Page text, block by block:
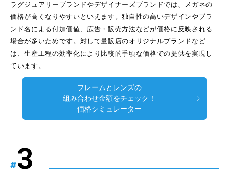
ラグジュアリーブランドやデザイナーズブランドでは、メガネの
価格が高くなりやすいといえます。独自性の高いデザインやブラ
ンド名による付加価値、広告・販売方法などが価格に反映される
場合が多いためです。対して量販店のオリジナルブランドなど
は、生産工程の効率化により比較的手頃な価格での提供を実現し
ています。
フレームとレンズの
組み合わせ金額をチェック！
価格シミュレーター
#